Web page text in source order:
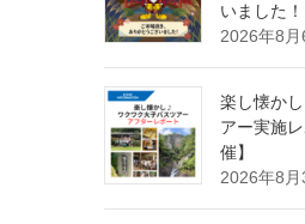
いました！
2026年8月
楽し懐か
アー実施
催】
2026年8月